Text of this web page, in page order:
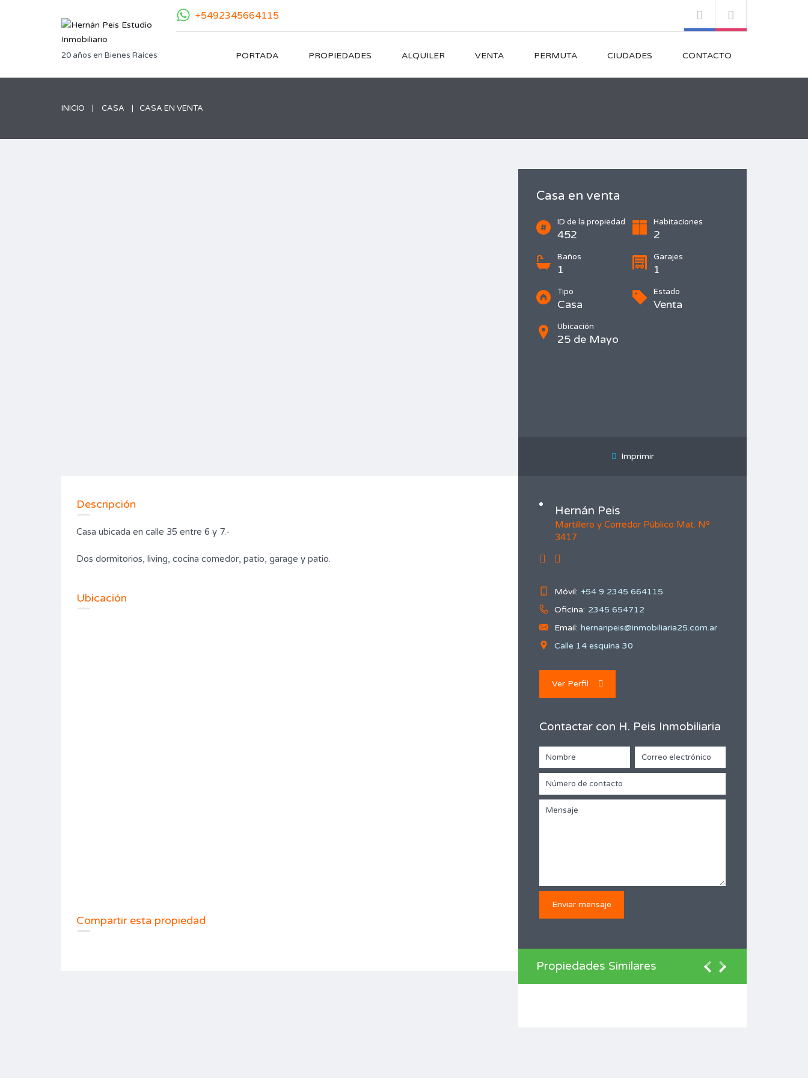
20 años en Bienes Raíces
+5492345664115
PORTADA PROPIEDADES ALQUILER VENTA PERMUTA CIUDADES CONTACTO
INICIO CASA CASA EN VENTA
Casa en venta
ID de la propiedad
452
Habitaciones
2
Baños
1
Garajes
1
Tipo
Casa
Estado
Venta
Ubicación
25 de Mayo
Imprimir
Descripción
Casa ubicada en calle 35 entre 6 y 7.-
Dos dormitorios, living, cocina comedor, patio, garage y patio.
Ubicación
Compartir esta propiedad
Hernán Peis
Martillero y Corredor Público Mat. Nº
3417
Móvil: +54 9 2345 664115
Oficina: 2345 654712
Email: hernanpeis@inmobiliaria25.com.ar
Calle 14 esquina 30
Ver Perfil
Contactar con H. Peis Inmobiliaria
Propiedades Similares